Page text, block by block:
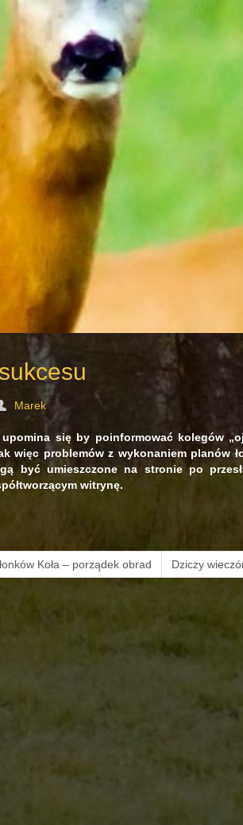
Marek
upomina się by poinformować kolegów
więc problemów z wykonaniem planów
być umieszczone na stronie po
witrynę.
Koła – porządek obrad Dziczy